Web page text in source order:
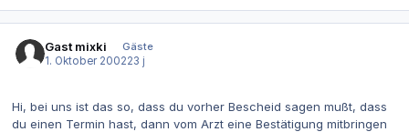
Gast mixki
Gäste
1. Oktober 200223 j
Hi, bei uns ist das so, dass du vorher Bescheid sagen mußt, dass
du einen Termin hast, dann vom Arzt eine Bestätigung mitbringen